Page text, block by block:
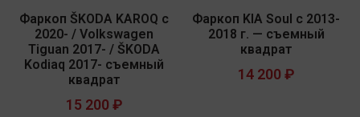
Фаркоп ŠKODA KAROQ с
2020- / Volkswagen
Tiguan 2017- / ŠKODA
Kodiaq 2017- съемный
квадрат
15 200 ₽
Фаркоп KIA Soul с 2013-
2018 г. — съемный
квадрат
14 200 ₽